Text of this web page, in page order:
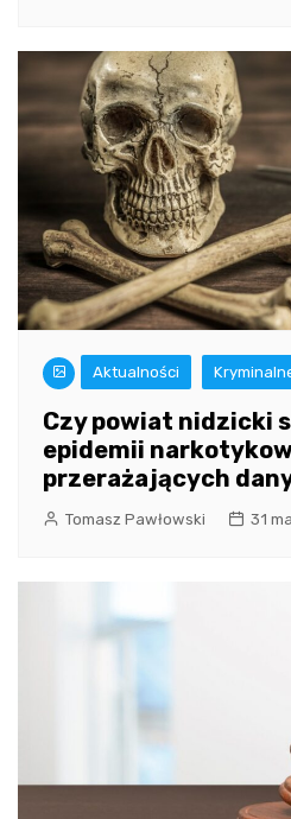
Aktualności
Czy powiat nidzicki
epidemii
przerażających
Tomasz Pawłowski 31